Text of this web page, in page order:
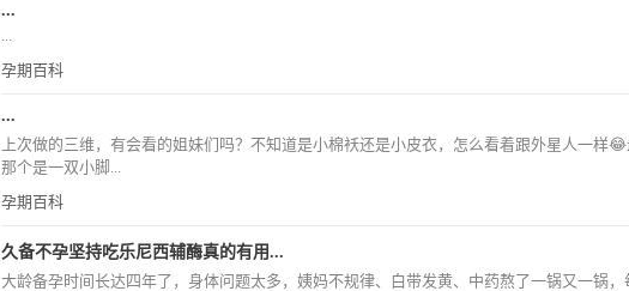
...
...
孕期百科
...
上次做的三维，有会看的姐妹们吗？不知道是小棉袄还是小皮衣，怎么看着跟外星人一样
那个是一双小脚...
孕期百科
久备不孕坚持吃乐尼西辅酶真的有用...
大龄备孕时间长达四年了，身体问题太多，姨妈不规律、白带发黄、中药熬了一锅又一锅，